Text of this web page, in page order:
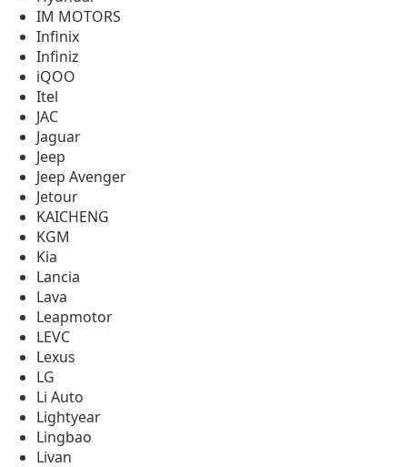
IM MOTORS
Infinix
Infiniz
iQOO
Itel
JAC
Jaguar
Jeep
Jeep Avenger
Jetour
KAICHENG
KGM
Kia
Lancia
Lava
Leapmotor
LEVC
Lexus
LG
Li Auto
Lightyear
Lingbao
Livan